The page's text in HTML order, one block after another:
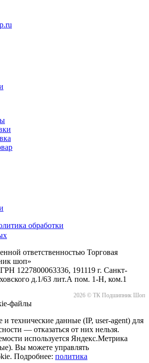
обработки
ответственностью Торговая
шоп»
1227800063336, 191119 г. Санкт-
д.1/63 лит.А пом. 1-Н, ком.1
2026 © ТК Подшипник Шоп
файлы
и технические данные (IP, user-agent) для
— отказаться от них нельзя.
используется Яндекс.Метрика
Вы можете управлять
Подробнее: политика